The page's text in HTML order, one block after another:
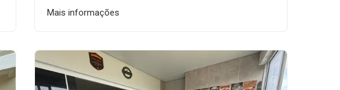
Mais informações